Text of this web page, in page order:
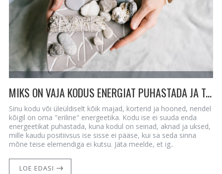
MIKS ON VAJA KODUS ENERGIAT PUHASTADA JA TASAKAALUSTADA
Sinu kodu või üleüldiselt kõik majad, korterid ja hooned, nendel
kõigil on oma "eriline" energeetika. Kodu ise ei suuda enda
energeetikat puhastada, kuna kodul on seinad, aknad ja uksed,
mille kaudu positiivsus ise sisse ei pääse, kui sa seda sinna
mõne teise elemendiga ei kutsu. Jäta meelde, et ig..
LOE EDASI